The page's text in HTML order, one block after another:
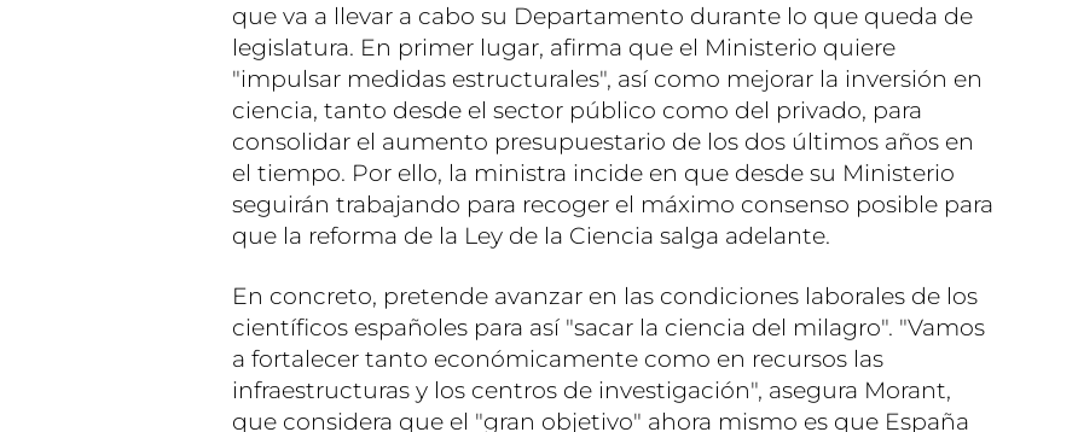
que va a llevar a cabo su Departamento durante lo que queda de
legislatura. En primer lugar, afirma que el Ministerio quiere
"impulsar medidas estructurales", así como mejorar la inversión en
ciencia, tanto desde el sector público como del privado, para
consolidar el aumento presupuestario de los dos últimos años en
el tiempo. Por ello, la ministra incide en que desde su Ministerio
seguirán trabajando para recoger el máximo consenso posible para
que la reforma de la Ley de la Ciencia salga adelante.
En concreto, pretende avanzar en las condiciones laborales de los
científicos españoles para así "sacar la ciencia del milagro". "Vamos
a fortalecer tanto económicamente como en recursos las
infraestructuras y los centros de investigación", asegura Morant,
que considera que el "gran objetivo" ahora mismo es que España